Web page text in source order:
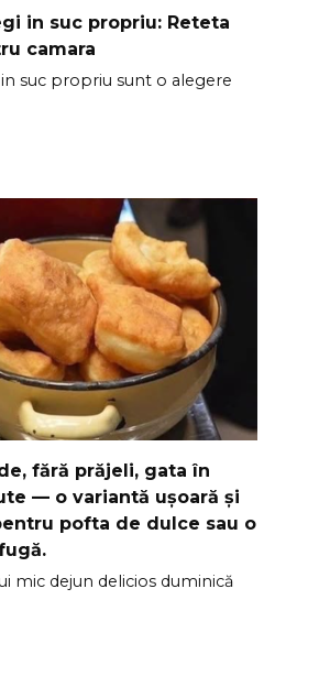
in suc propriu: Reteta
camara
suc propriu sunt o alegere
fără prăjeli, gata în
— o variantă ușoară și
pofta de dulce sau o
mic dejun delicios duminică